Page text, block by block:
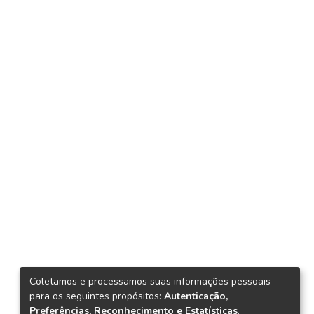
Coletamos e processamos suas informações pessoais
para os seguintes propósitos: Autenticação,
Preferências, Reconhecimento e Estatísticas.